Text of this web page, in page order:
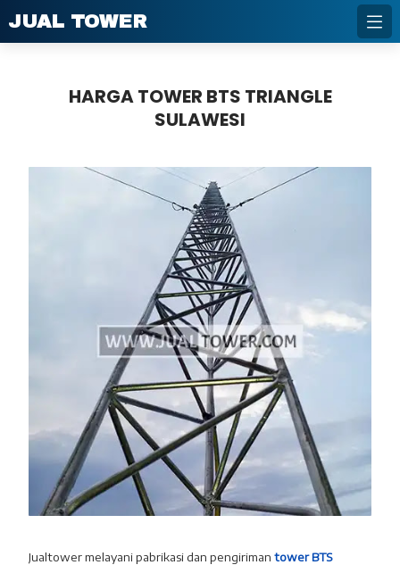
JUAL TOWER
HARGA TOWER BTS TRIANGLE
SULAWESI
Jualtower melayani pabrikasi dan pengiriman tower BTS